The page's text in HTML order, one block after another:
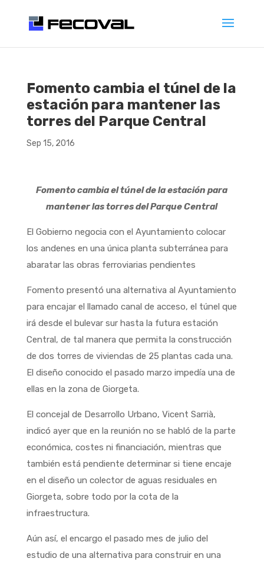
Fomento cambia el túnel de la
estación para mantener las
torres del Parque Central
Sep 15, 2016
Fomento cambia el túnel de la estación para
mantener las torres del Parque Central
El Gobierno negocia con el Ayuntamiento colocar
los andenes en una única planta subterránea para
abaratar las obras ferroviarias pendientes
Fomento presentó una alternativa al Ayuntamiento
para encajar el llamado canal de acceso, el túnel que
irá desde el bulevar sur hasta la futura estación
Central, de tal manera que permita la construcción
de dos torres de viviendas de 25 plantas cada una.
El diseño conocido el pasado marzo impedía una de
ellas en la zona de Giorgeta.
El concejal de Desarrollo Urbano, Vicent Sarrià,
indicó ayer que en la reunión no se habló de la parte
económica, costes ni financiación, mientras que
también está pendiente determinar si tiene encaje
en el diseño un colector de aguas residuales en
Giorgeta, sobre todo por la cota de la
infraestructura.
Aún así, el encargo el pasado mes de julio del
estudio de una alternativa para construir en una